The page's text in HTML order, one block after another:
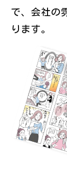
で、会社の
ります。